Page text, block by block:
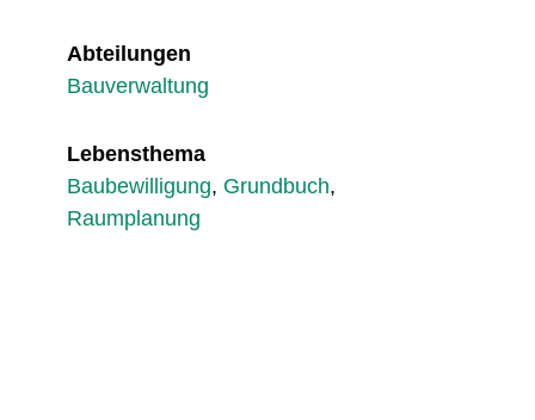
Abteilungen
Bauverwaltung
Lebensthema
Baubewilligung, Grundbuch,
Raumplanung